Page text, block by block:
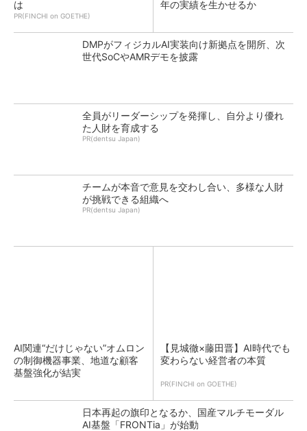
は
PR(FINCHI on GOETHE)
年の実績を生かせるか
DMPがフィジカルAI実装向け新拠点を開所、次
世代SoCやAMRデモを披露
全員がリーダーシップを発揮し、自分より優れ
た人財を育成する
PR(dentsu Japan)
チームが本音で意見を交わし合い、多様な人財
が挑戦できる組織へ
PR(dentsu Japan)
AI関連“だけじゃない”オムロン
の制御機器事業、地道な顧客
基盤強化が結実
【見城徹×藤田晋】AI時代でも
変わらない経営者の本質
PR(FINCHI on GOETHE)
日本再起の旗印となるか、国産マルチモーダル
AI基盤「FRONTia」が始動